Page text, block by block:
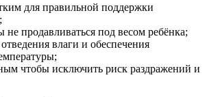
для правильной поддержки
не продавливаться под весом ребёнка;
влаги и обеспечения
чтобы исключить риск раздражений и